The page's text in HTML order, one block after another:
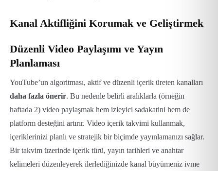
Kanal Aktifliğini Korumak ve Geliştirmek
Düzenli Video Paylaşımı ve Yayın
Planlaması
YouTube’un algoritması, aktif ve düzenli içerik üreten kanalları
daha fazla önerir. Bu nedenle belirli aralıklarla (örneğin
haftada 2) video paylaşmak hem izleyici sadakatini hem de
platform desteğini artırır. Video içerik takvimi kullanmak,
içeriklerinizi planlı ve stratejik bir biçimde yayınlamanızı sağlar.
Bir takvim üzerinde içerik türü, yayın tarihleri ve anahtar
kelimeleri düzenleyerek ilerlediğinizde kanal büyümeniz ivme